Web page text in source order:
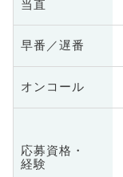
当直
早番／遅番
オンコール
応募資格・
経験